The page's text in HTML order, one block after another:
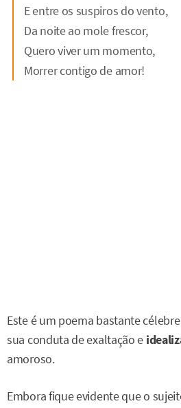
E entre os suspiros do vento,
Da noite ao mole frescor,
Quero viver um momento,
Morrer contigo de amor!
Este é um poema bastante
sua conduta de exaltação e
amoroso.
Embora fique evidente que o